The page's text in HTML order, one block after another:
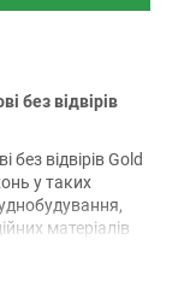
LiqPay
без відвірів
відвірів Gold
у таких
матеріалів